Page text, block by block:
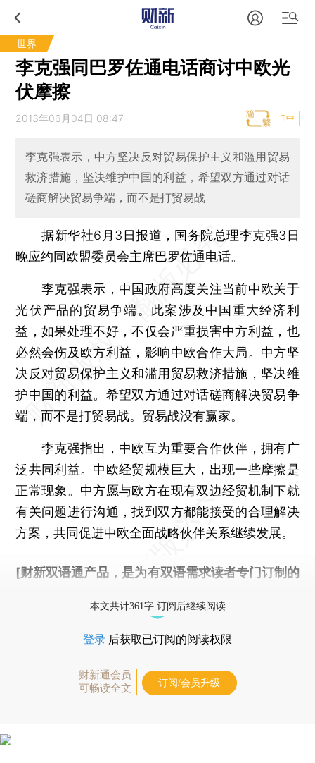
世界
李克强同巴罗佐通电话商讨中欧光
伏摩擦
2013年06月04日 08:47 T中
李克强表示，中方坚决反对贸易保护主义和滥用贸易
救济措施，坚决维护中国的利益，希望双方通过对话
磋商解决贸易争端，而不是打贸易战
据新华社6月3日报道，国务院总理李克强3日
晚应约同欧盟委员会主席巴罗佐通电话。
李克强表示，中国政府高度关注当前中欧关于
光伏产品的贸易争端。此案涉及中国重大经济利
益，如果处理不好，不仅会严重损害中方利益，也
必然会伤及欧方利益，影响中欧合作大局。中方坚
决反对贸易保护主义和滥用贸易救济措施，坚决维
护中国的利益。希望双方通过对话磋商解决贸易争
端，而不是打贸易战。贸易战没有赢家。
李克强指出，中欧互为重要合作伙伴，拥有广
泛共同利益。中欧经贸规模巨大，出现一些摩擦是
正常现象。中方愿与欧方在现有双边经贸机制下就
有关问题进行沟通，找到双方都能接受的合理解决
方案，共同促进中欧全面战略伙伴关系继续发展。
[财新双语通产品，是为有双语需求读者专门订制的
本文共计361字 订阅后继续阅读
登录 后获取已订阅的阅读权限
财新通会员
可畅读全文
订阅/会员升级